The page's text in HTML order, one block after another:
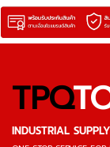
TPQ
INDUSTRIAL